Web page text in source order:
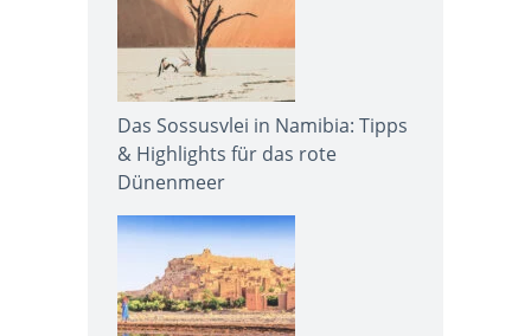
Das Sossusvlei in Namibia: Tipps
& Highlights für das rote
Dünenmeer